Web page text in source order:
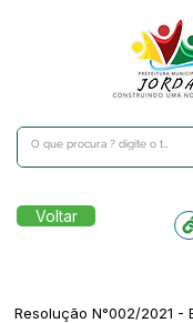
Voltar
Resolução N°002/2021 -